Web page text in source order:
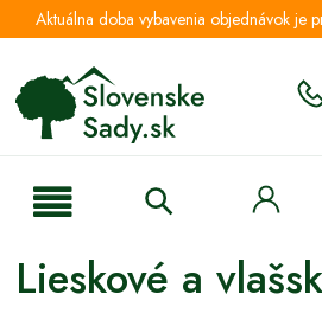
Aktuálna doba vybavenia objednávok je
Lieskové a